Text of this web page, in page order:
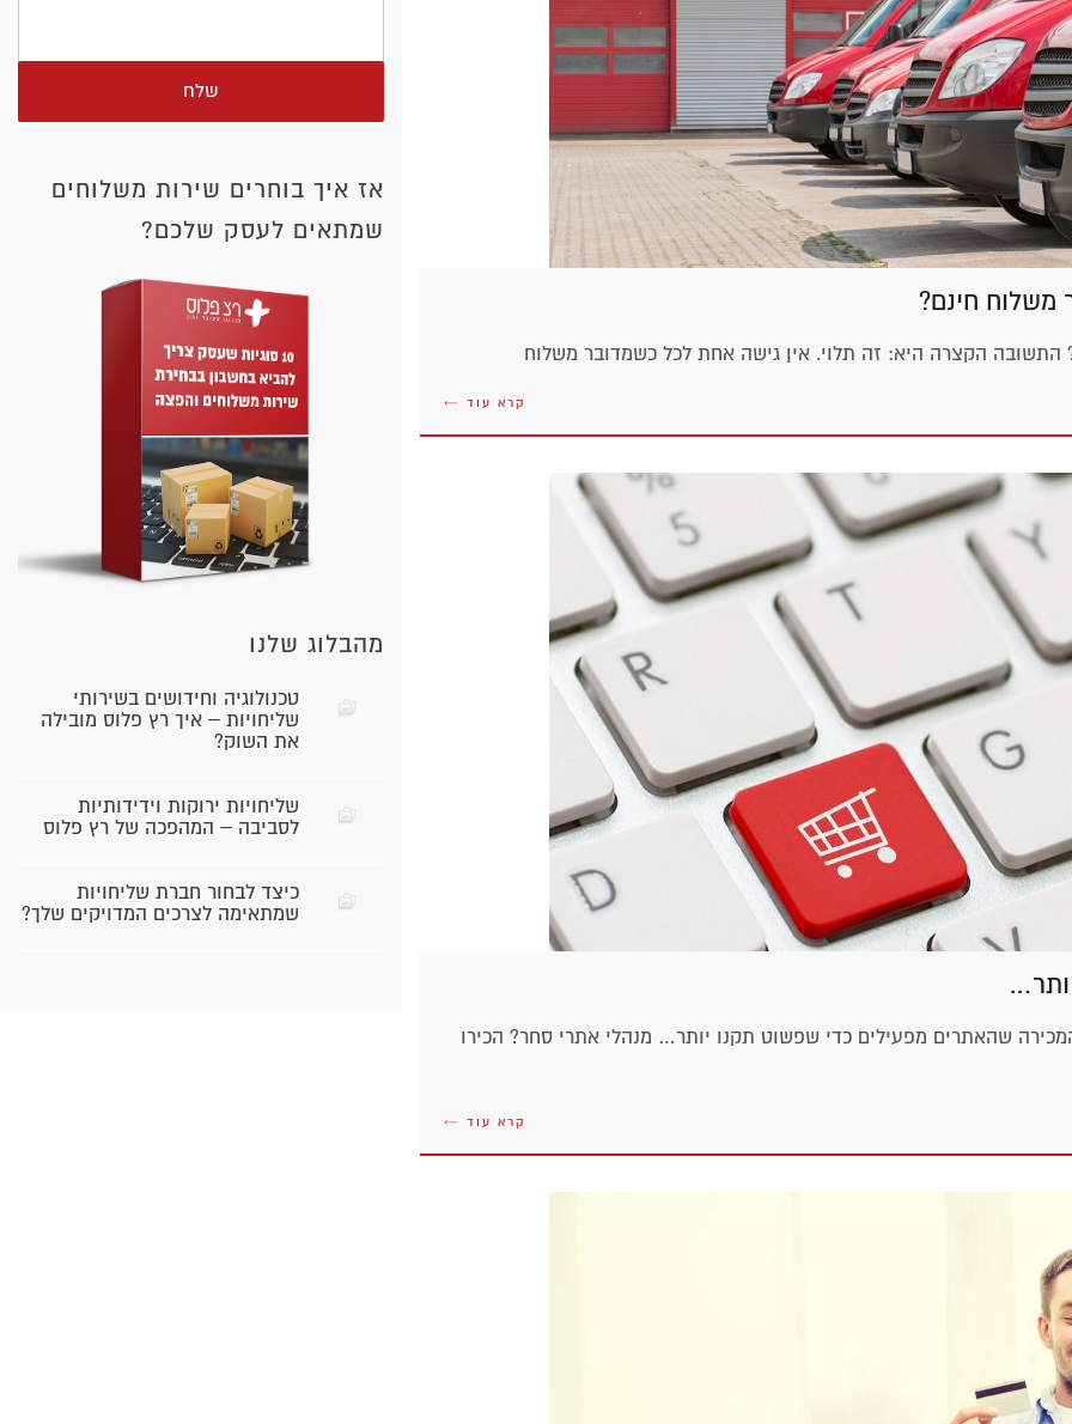
חינם?
הקצרה היא: זה תלוי. אין גישה אחת לכל כשמדובר משלוח
קרא עוד ←
המכירה שהאתרים מפעילים כדי שפשוט תקנו יותר… מנהלי אתרי סחר? הכירו
קרא עוד ←
שלח
אז איך בוחרים שירות משלוחים
שמתאים לעסק שלכם?
מהבלוג שלנו
טכנולוגיה וחידושים בשירותי
שליחויות – איך רץ פלוס מובילה
את השוק?
שליחויות ירוקות וידידותיות
לסביבה – המהפכה של רץ פלוס
כיצד לבחור חברת שליחויות
שמתאימה לצרכים המדויקים שלך?